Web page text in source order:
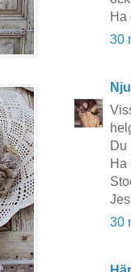
Ha
30
Du
Ha
30